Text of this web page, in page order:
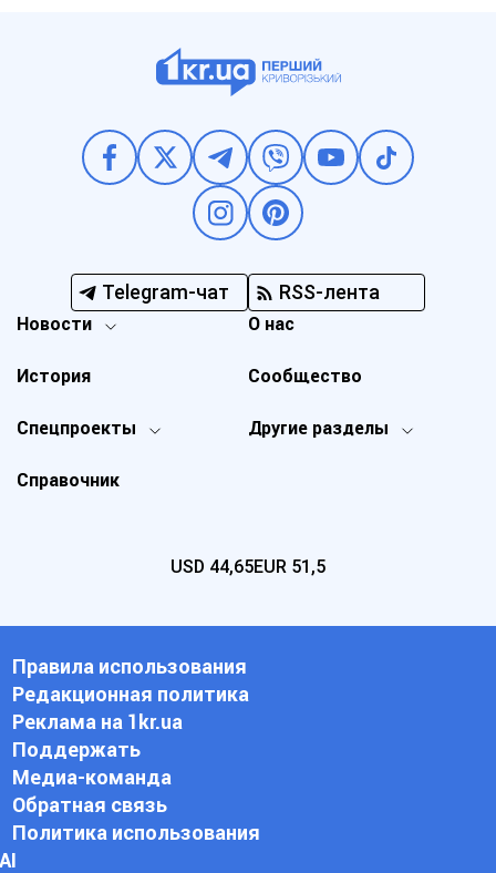
Telegram-чат RSS-лента
Новости
Спецпроекты Другие разделы
История
О нас
Справочник
Сообщество
USD 44,65EUR 51,5
Правила использования
Редакционная политика
Реклама на 1kr.ua
Поддержать
Медиа-команда
Обратная связь
Политика использования
АI